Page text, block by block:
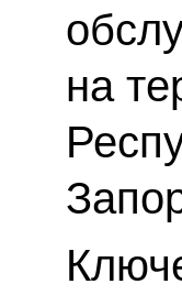
на